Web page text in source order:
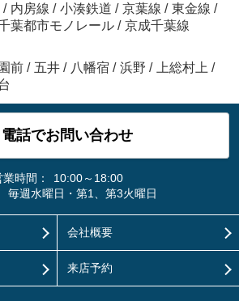
/ 内房線 / 小湊鉄道 / 京葉線 / 東金線 /
葉都市モノレール / 京成千葉線
前 / 五井 / 八幡宿 / 浜野 / 上総村上 /
電話でお問い合わせ
業時間：
10:00～18:00
毎週水曜日・第1、第3火曜日
会社概要
来店予約